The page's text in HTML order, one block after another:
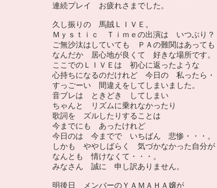
連続プレイ お疲れさまでした。
久し振りの 馬賊ＬＩＶＥ。
Ｍｙｓｔｉｃ Ｔｉｍｅの出演は いつぶり？
ご無沙汰はしていても ＰＡの難関はあっても
なんだか 居心地が良くて 好きな場所です。
ここでのＬＩＶＥは 初心に返ったような
心持ちになるのだけれど 今日の 私ったら・
すっごーい 間違えをしてしまいました。
音ブレは ときどき してしまい
ちゃんと リズムに乗れなかったり
歌詞を ズルしたりすることは
今までにも あったけれど
今日のは 今までで いちばん 悲惨・・・。
しかも ややしばらく 気づかなかった自分が
なんとも 情けなくて・・・。
みなさん 誠に 申し訳ありません。
明後日 メンバーのＹＡＭＡＨＡ嬢が